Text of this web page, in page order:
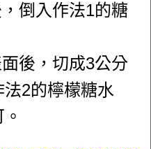
倒入作法1的糖
後，切成3公分
2的檸檬糖水